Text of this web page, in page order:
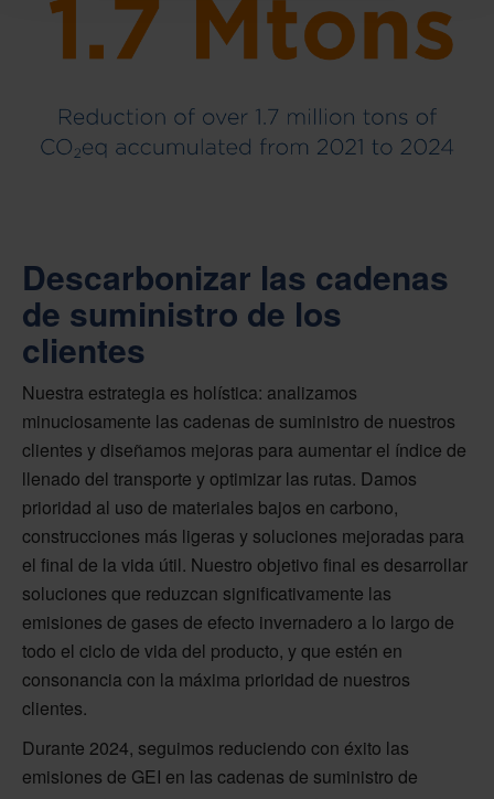
Descarbonizar las cadenas
de suministro de los
clientes
Nuestra estrategia es holística: analizamos
minuciosamente las cadenas de suministro de nuestros
clientes y diseñamos mejoras para aumentar el índice de
llenado del transporte y optimizar las rutas. Damos
prioridad al uso de materiales bajos en carbono,
construcciones más ligeras y soluciones mejoradas para
el final de la vida útil. Nuestro objetivo final es desarrollar
soluciones que reduzcan significativamente las
emisiones de gases de efecto invernadero a lo largo de
todo el ciclo de vida del producto, y que estén en
consonancia con la máxima prioridad de nuestros
clientes.
Durante 2024, seguimos reduciendo con éxito las
emisiones de GEI en las cadenas de suministro de